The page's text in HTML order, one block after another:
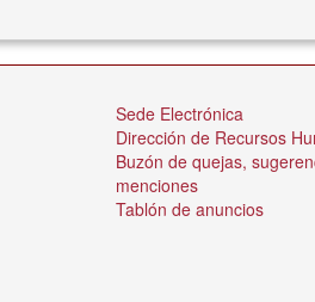
Sede Electrónica
Dirección de Recursos
Buzón de quejas,
menciones
Tablón de anuncios